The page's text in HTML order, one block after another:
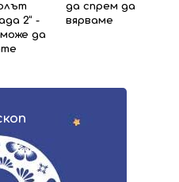
2“ -
да
да спрем да
вярваме